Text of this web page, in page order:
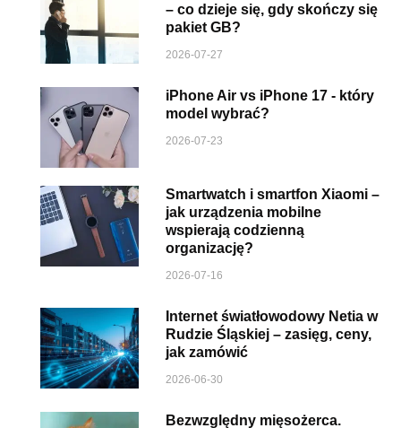
– co dzieje się, gdy skończy się
pakiet GB?
2026-07-27
iPhone Air vs iPhone 17 - który
model wybrać?
2026-07-23
Smartwatch i smartfon Xiaomi –
jak urządzenia mobilne
wspierają codzienną
organizację?
2026-07-16
Internet światłowodowy Netia w
Rudzie Śląskiej – zasięg, ceny,
jak zamówić
2026-06-30
Bezwzględny mięsożerca.